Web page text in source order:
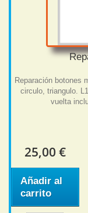
Reparación botones
circulo, triangulo.
vuelta
25,00 €
Añadir al
carrito